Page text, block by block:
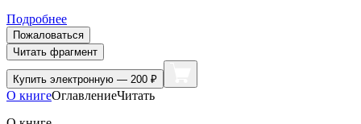
Подробнее
Пожаловаться
Читать фрагмент
Купить электронную — 200 ₽
О книгеОглавлениеЧитать